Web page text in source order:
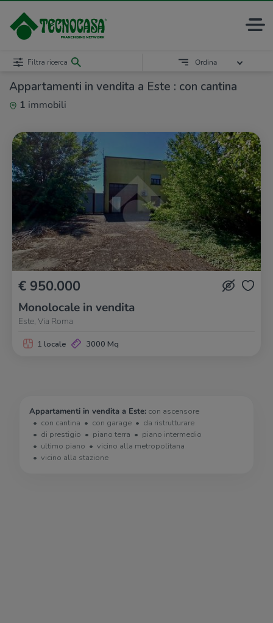
Appartamenti in vendita a Este : con cantina
1 immobili
Filtra ricerca Ordina
€ 950.000
Monolocale in vendita
Este, Via Roma
1 locale 3000 Mq
Appartamenti in vendita a Este: con ascensore
con cantina
con garage
da ristrutturare
di prestigio
piano terra
piano intermedio
ultimo piano
vicino alla metropolitana
vicino alla stazione